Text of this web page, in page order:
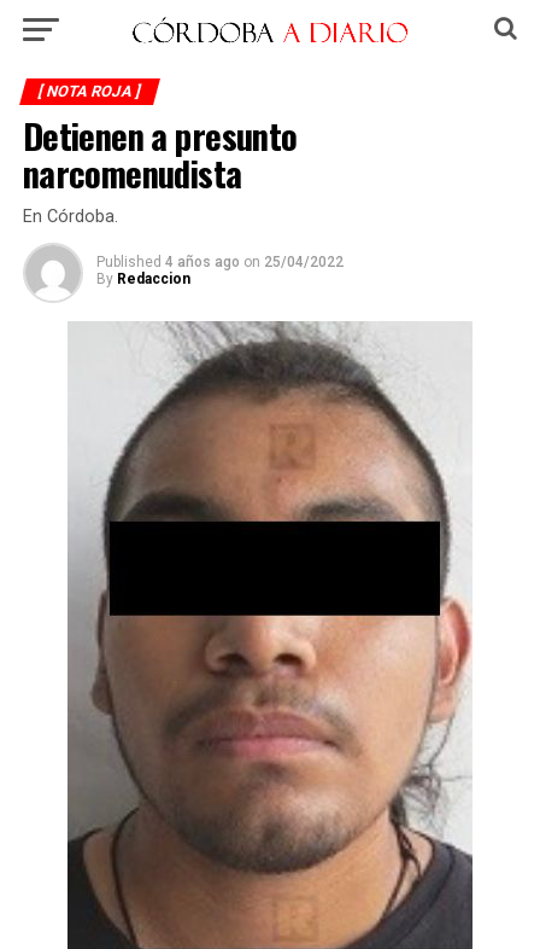
[ NOTA ROJA ]
Detienen a presunto
narcomenudista
En Córdoba.
Published 4 años ago on 25/04/2022
By Redaccion